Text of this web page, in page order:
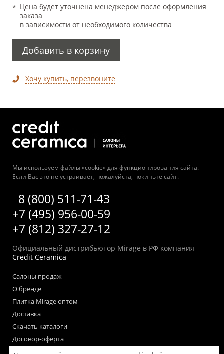
Цена будет уточнена менеджером после оформления
заказа
в зависимости от необходимого количества
Добавить в корзину
Хочу купить, перезвоните
Мы используем файлы «cookie» для функционирования сайта.
Если Вас это не устраивает, пожалуйста, покиньте сайт.
8 (800) 511-71-43
+7 (495) 956-00-59
+7 (812) 327-27-12
Официальный дистрибьютор Mirage в РФ компания
Credit Ceramica
Салоны продаж
О бренде
Плитка Mirage оптом
Доставка
Скачать каталоги
Договор-оферта
Пользовательское соглашение